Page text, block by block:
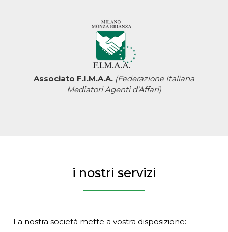
Associato F.I.M.A.A. (Federazione Italiana
Mediatori Agenti d'Affari)
i nostri servizi
La nostra società mette a vostra disposizione: